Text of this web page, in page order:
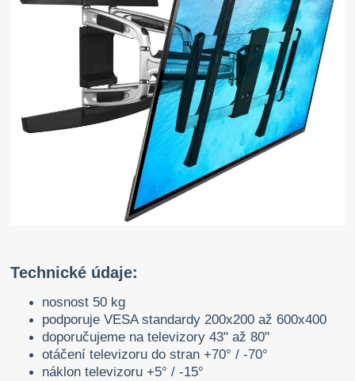
Technické údaje:
nosnost 50 kg
podporuje VESA standardy 200x200 až 600x400
doporučujeme na televizory 43" až 80"
otáčení televizoru do stran +70° / -70°
náklon televizoru +5° / -15°